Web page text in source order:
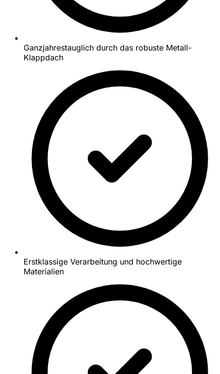
Ganzjahrestauglich durch das robuste Metall-
Klappdach
Erstklassige Verarbeitung und hochwertige
Materialien